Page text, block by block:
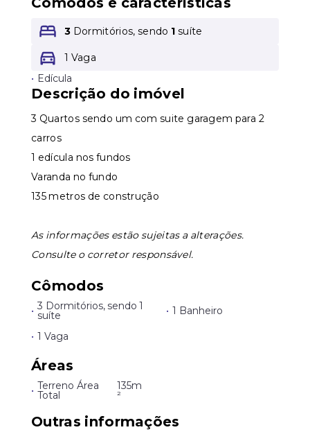
3 Dormitórios, sendo 1 suíte
1 Vaga
• Edícula
Descrição do imóvel
3 Quartos sendo um com suite garagem para 2
carros
1 edícula nos fundos
Varanda no fundo
135 metros de construção
As informações estão sujeitas a alterações.
Consulte o corretor responsável.
Cômodos
• 3 Dormitórios, sendo 1
suíte • 1 Banheiro
• 1 Vaga
Áreas
• Terreno Área
Total
135m
²
Outras informações